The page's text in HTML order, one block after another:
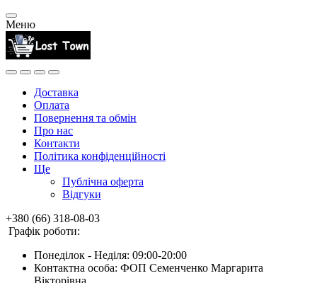
Меню
Доставка
Оплата
Повернення та обмін
Про нас
Контакти
Політика конфіденційності
Ще
Публічна оферта
Відгуки
+380 (66) 318-08-03
Графік роботи:
Понеділок - Неділя: 09:00-20:00
Контактна особа: ФОП Семенченко Маргарита
Вікторівна